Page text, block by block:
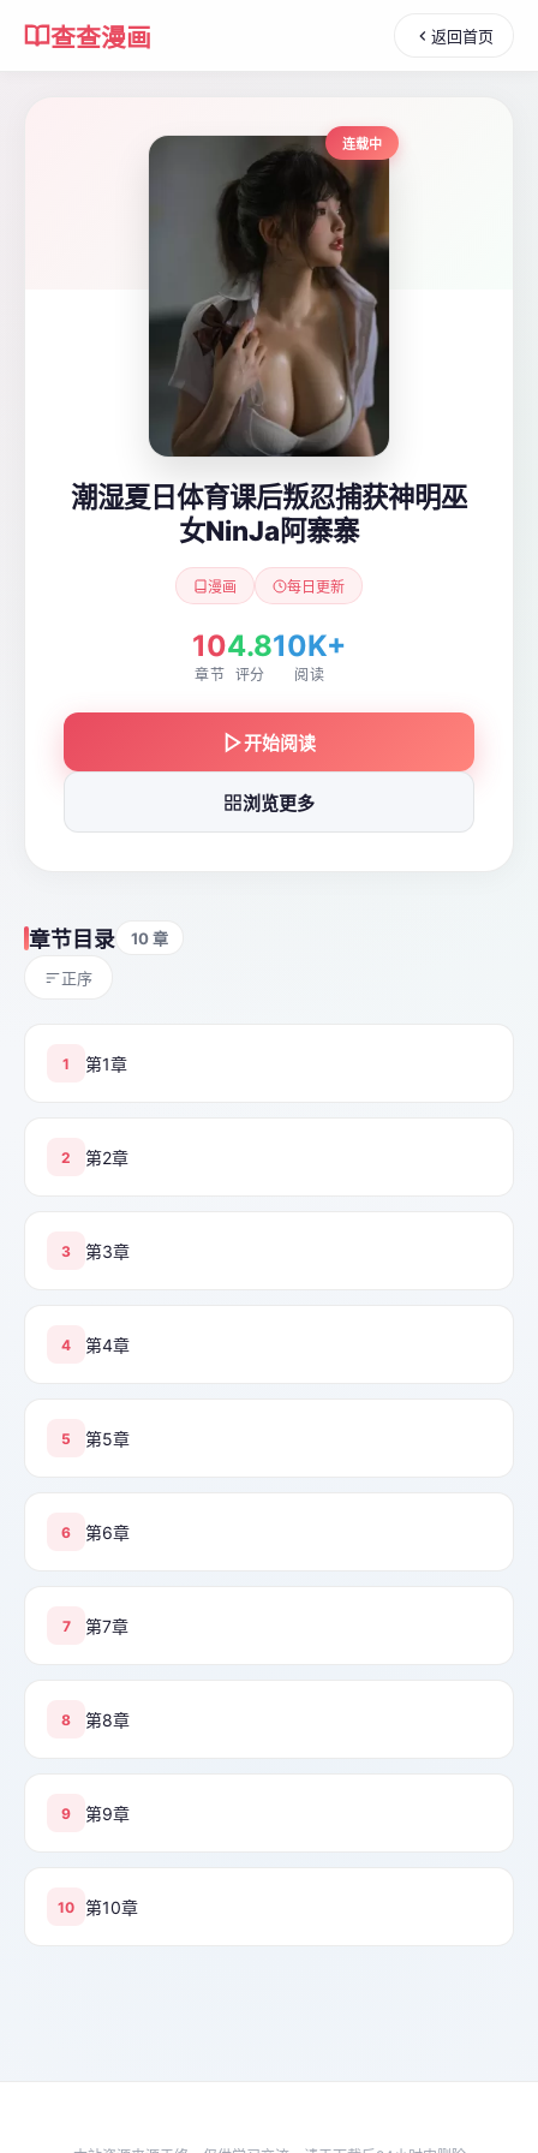
查查漫画 返回首页
连载中
潮湿夏日体育课后叛忍捕获神明巫
女NinJa阿寨寨
漫画 每日更新
10
章节
4.8
评分
10K+
阅读
开始阅读
浏览更多
章节目录 10 章
正序
1 第1章
2 第2章
3 第3章
4 第4章
5 第5章
6 第6章
7 第7章
8 第8章
9 第9章
10 第10章